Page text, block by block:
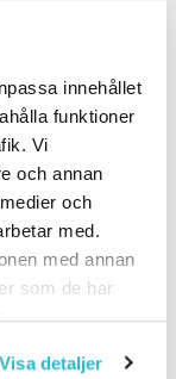
innehållet
funktioner
Vi
och annan
och
med.
med annan
som de har
Visa detaljer